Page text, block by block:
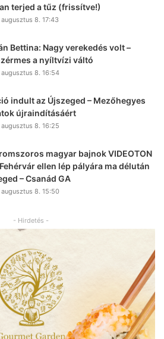
terjed a tűz (frissítve!)
8. 17:43
Bettina: Nagy verekedés volt –
a nyíltvízi váltó
8. 16:54
indult az Újszeged – Mezőhegyes
újraindításáért
8. 16:25
magyar bajnok VIDEOTON
Fehérvár ellen lép pályára ma délután
– Csanád GA
8. 15:50
- Hirdetés -